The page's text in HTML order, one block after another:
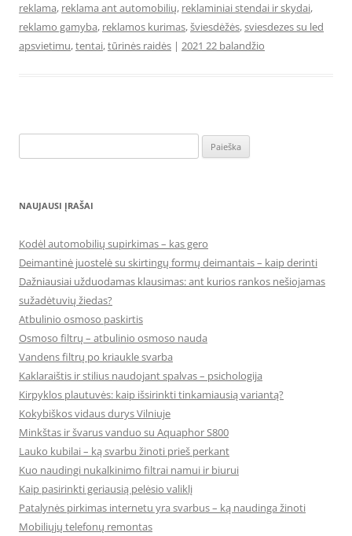
reklama, reklama ant automobilių, reklaminiai stendai ir skydai,
reklamo gamyba, reklamos kurimas,šviesdėžės,sviesdezes su led
apsvietimu,tentai,tūrinės raidės | 2021 22 balandžio
NAUJAUSI ĮRAŠAI
Kodėl automobilių supirkimas – kas gero
Deimantinė juostelė su skirtingų formų deimantais – kaip derinti
Dažniausiai užduodamas klausimas: ant kurios rankos nešiojamas
sužadėtuvių žiedas?
Atbulinio osmoso paskirtis
Osmoso filtrų – atbulinio osmoso nauda
Vandens filtrų po kriaukle svarba
Kaklaraištis ir stilius naudojant spalvas – psichologija
Kirpyklos plautuvės: kaip išsirinkti tinkamiausią variantą?
Kokybiškos vidaus durys Vilniuje
Minkštas ir švarus vanduo su Aquaphor S800
Lauko kubilai – ką svarbu žinoti prieš perkant
Kuo naudingi nukalkinimo filtrai namui ir biurui
Kaip pasirinkti geriausią pelėsio valiklį
Patalynės pirkimas internetu yra svarbus – ką naudinga žinoti
Mobiliųjų telefonų remontas